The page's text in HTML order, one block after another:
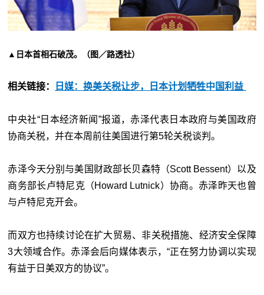
▲日本首相石破茂。（图／路透社）
相关链接： 日媒：换美关税让步，日本计划牺牲中国利益
中央社“日本经济新闻”报道，赤泽代表日本政府与美国政府
协商关税，并在本周前往美国进行第5轮关税谈判。
赤泽今天分别与美国财政部长贝森特（Scott Bessent）以及
商务部长卢特尼克（Howard Lutnick）协商。赤泽昨天也曾
与卢特尼克开会。
而双方也持续讨论在扩大贸易、非关税措施、经济安全保障
3大领域合作。赤泽会后向媒体表示，“正在努力协调以实现
有益于日美双方的协议”。